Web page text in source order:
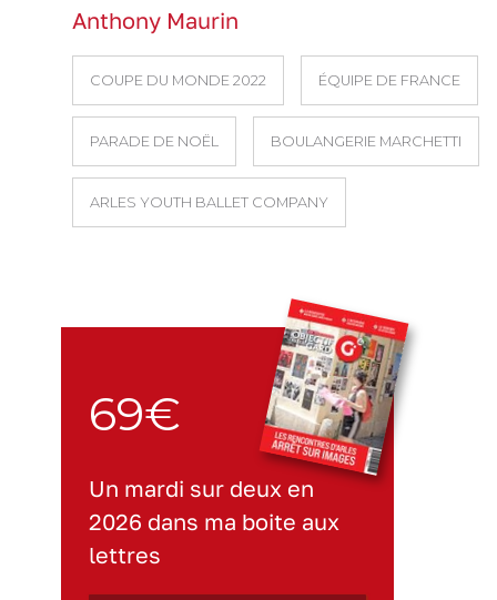
Anthony Maurin
COUPE DU MONDE 2022 ÉQUIPE DE FRANCE
PARADE DE NOËL BOULANGERIE MARCHETTI
ARLES YOUTH BALLET COMPANY
69€
Un mardi sur deux en
2026 dans ma boite aux
lettres